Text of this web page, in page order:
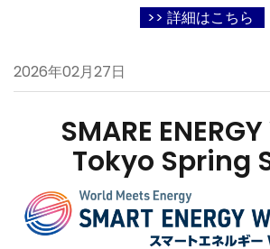
>> 詳細はこちら
2026年02月27日
SMARE
Tokyo Spring